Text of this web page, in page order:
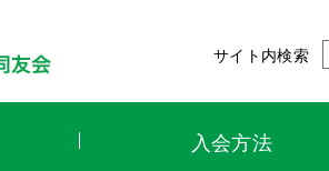
サイト内検索
入会方法